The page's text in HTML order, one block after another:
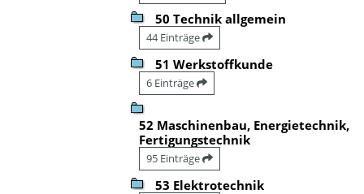
50 Technik allgemein
44 Einträge
51 Werkstoffkunde
6 Einträge
52 Maschinenbau, Energietechnik,
Fertigungstechnik
95 Einträge
53 Elektrotechnik